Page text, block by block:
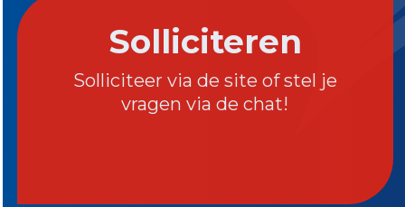
Solliciteren
Solliciteer via de site of stel je
vragen via de chat!